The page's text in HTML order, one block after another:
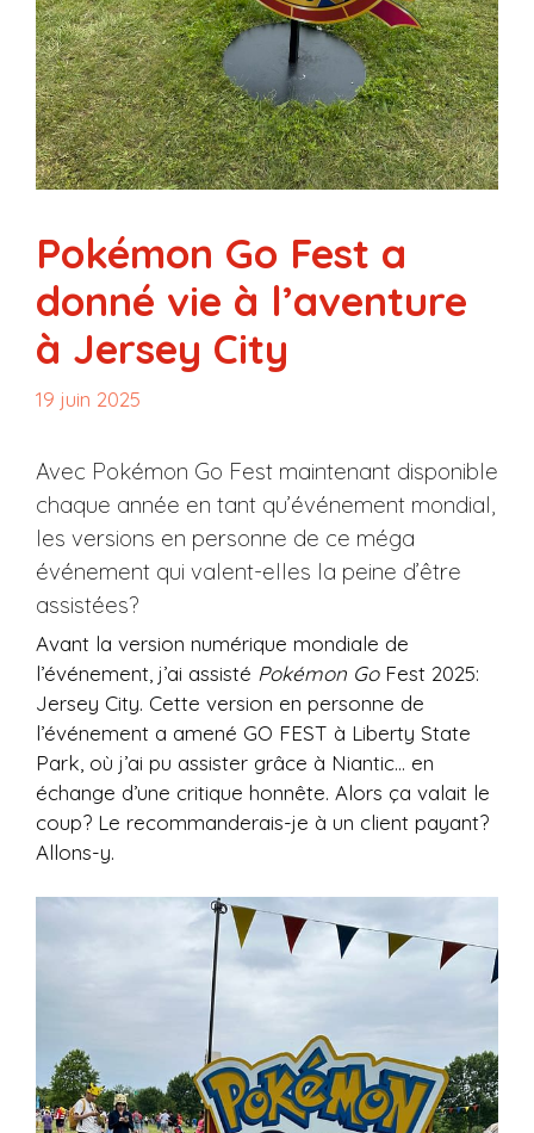
Pokémon Go Fest a
donné vie à l’aventure
à Jersey City
19 juin 2025
Avec Pokémon Go Fest maintenant disponible
chaque année en tant qu’événement mondial,
les versions en personne de ce méga
événement qui valent-elles la peine d’être
assistées?
Avant la version numérique mondiale de
l’événement, j’ai assisté Pokémon GoFest 2025:
Jersey City. Cette version en personne de
l’événement a amené GO FEST à Liberty State
Park, où j’ai pu assister grâce à Niantic… en
échange d’une critique honnête. Alors ça valait le
coup? Le recommanderais-je à un client payant?
Allons-y.